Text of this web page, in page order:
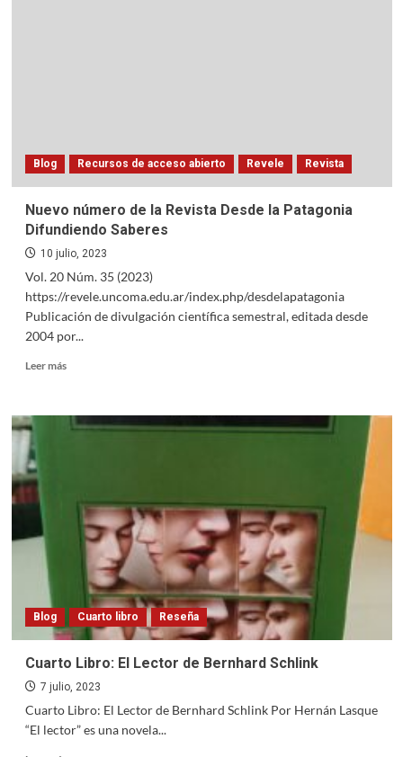
Blog Recursos de acceso abierto Revele Revista
Nuevo número de la Revista Desde la Patagonia
Difundiendo Saberes
10 julio, 2023
Vol. 20 Núm. 35 (2023)
https://revele.uncoma.edu.ar/index.php/desdelapatagonia
Publicación de divulgación científica semestral, editada desde
2004 por...
Leer másRead
Nuevo
número
Desde
Patagonia
Difundiendo
Saberes
Blog Cuarto libro Reseña
Cuarto Libro: El Lector de Bernhard Schlink
7 julio, 2023
Cuarto Libro: El Lector de Bernhard Schlink Por Hernán Lasque
“El lector” es una novela...